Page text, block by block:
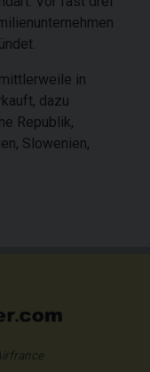
in
dazu
Republik,
Slowenien,